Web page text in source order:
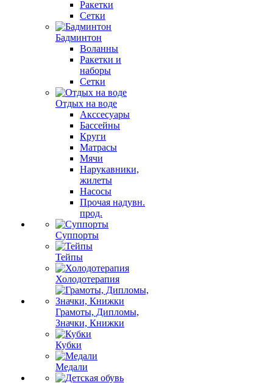
Ракетки
Сетки
Бадминтон
Воланны
Ракетки и
наборы
Сетки
Отдых на воде
Акссесуары
Бассейны
Круги
Матрасы
Мячи
Нарукавники,
жилеты
Насосы
Прочая надувн.
прод.
Суппорты
Тейпы
Холодотерапия
Грамоты, Дипломы,
Значки, Книжки
Кубки
Медали